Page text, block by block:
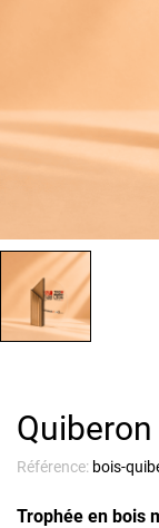
Quiberon
Référence: bois-
Trophée en bois